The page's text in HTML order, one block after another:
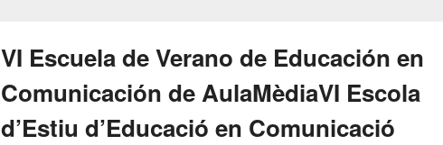
VI Escuela de Verano de Educación en
Comunicación de AulaMèdiaVI Escola
d’Estiu d’Educació en Comunicació